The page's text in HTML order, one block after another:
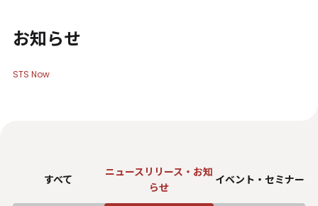
拠点案内
SDGsへの取り組み
お知らせ
STS Now
すべて
ニュースリリース・お知
らせ
イベント・ セミナー